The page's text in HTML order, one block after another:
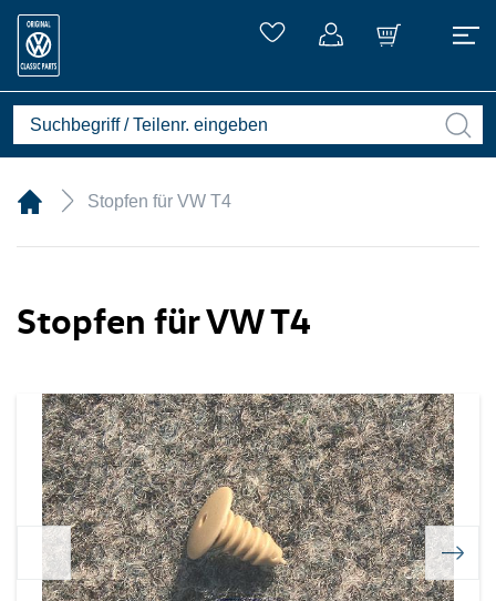
Stopfen für VW T4
Stopfen für VW T4